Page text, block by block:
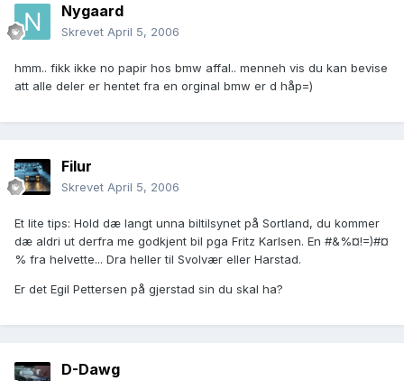
Nygaard
Skrevet April 5, 2006
hmm.. fikk ikke no papir hos bmw affal.. menneh vis du kan bevise
att alle deler er hentet fra en orginal bmw er d håp=)
Filur
Skrevet April 5, 2006
Et lite tips: Hold dæ langt unna biltilsynet på Sortland, du kommer
dæ aldri ut derfra me godkjent bil pga Fritz Karlsen. En #&%¤!=)#¤
% fra helvette... Dra heller til Svolvær eller Harstad.
Er det Egil Pettersen på gjerstad sin du skal ha?
D-Dawg